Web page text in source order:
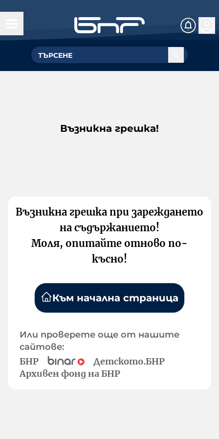
Възникна грешка!
Възникна грешка при зареждането
на съдържанието!
Моля, опитайте отново по-
късно!
Към начална страница
Или проверете още от нашите
сайтове:
БНР
Детското.БНР
Архивен фонд на БНР